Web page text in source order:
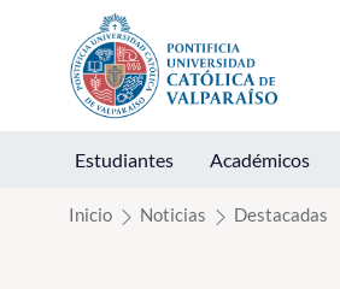
Click acá para ir directamente al contenido
Estudiantes Académicos
Inicio Noticias Destacadas